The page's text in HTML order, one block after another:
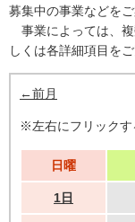
募集中の事業などを
事業によっては、
しくは各詳細項目を
←前月
※左右にフリックす
日曜
1日